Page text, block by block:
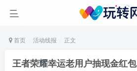
首页 活动线报 正文
王者荣耀幸运老用户抽现金红包